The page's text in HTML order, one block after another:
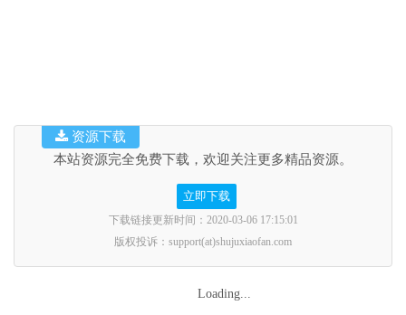
本站资源完全免费下载，欢迎关注更多精品资源。
立即下载
下载链接更新时间：2020-03-06 17:15:01
版权投诉：support(at)shujuxiaofan.com
资源下载
Loading...